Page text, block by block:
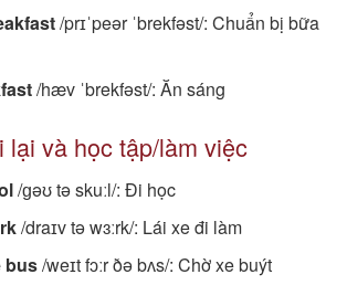
/prɪˈpeər ˈbrekfəst/: Chuẩn bị bữa
/hæv ˈbrekfəst/: Ăn sáng
lại và học tập/làm việc
/ɡəʊ tə skuːl/: Đi học
/draɪv tə wɜːrk/: Lái xe đi làm
bus/weɪt fɔːr ðə bʌs/: Chờ xe buýt